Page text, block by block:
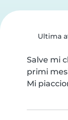
Ultima
Salve mi
primi
Mi